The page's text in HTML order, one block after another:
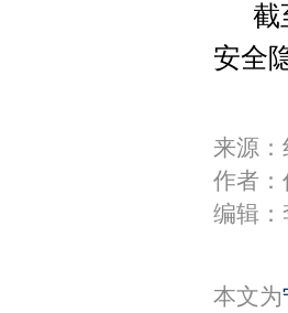
截
安全
来源：
作者：
编辑：
本文为